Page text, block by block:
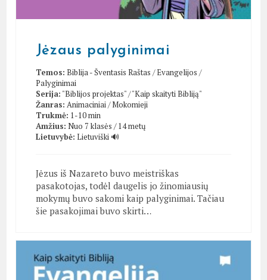
Jėzaus palyginimai
Temos: Biblija - Šventasis Raštas /Evangelijos /
Palyginimai
Serija: "Biblijos projektas"/"Kaip skaityti Bibliją"
Žanras: Animaciniai/Mokomieji
Trukmė: 1-10 min
Amžius: Nuo 7 klasės / 14 metų
Lietuvybė: Lietuviški 🔊
Jėzus iš Nazareto buvo meistriškas
pasakotojas, todėl daugelis jo žinomiausių
mokymų buvo sakomi kaip palyginimai. Tačiau
šie pasakojimai buvo skirti…